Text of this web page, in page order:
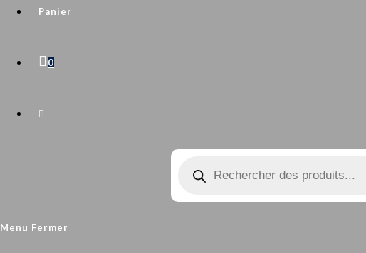
Panier
0
Toggle
produits
Menu Fermer